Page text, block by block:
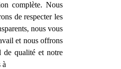
complète. Nous
de respecter les
nous vous
et nous offrons
qualité et notre
à